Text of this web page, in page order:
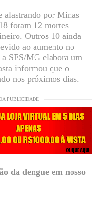
alastrando por Minas
foram 12 mortes
Outros 10 ainda
ao aumento no
SES/MG elabora um
informou que o
nos próximos dias.
PUBLICIDADE
da dengue em nosso